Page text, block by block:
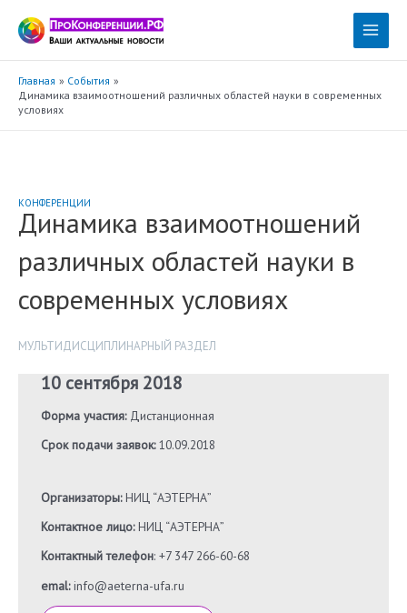
содержимому
Main
Главная
События
Динамика взаимоотношений различных областей науки в современных
условиях
КОНФЕРЕНЦИИ
Динамика взаимоотношений
различных областей науки в
современных условиях
МУЛЬТИДИСЦИПЛИНАРНЫЙ РАЗДЕЛ
10 сентября 2018
Форма участия:Дистанционная
Срок подачи заявок:10.09.2018
Организаторы:НИЦ “АЭТЕРНА”
Контактное лицо:НИЦ “АЭТЕРНА”
Контактный телефон: +7 347 266-60-68
emal:info@aeterna-ufa.ru